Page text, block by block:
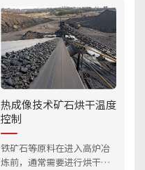
热成像技术矿石烘干温度
控制
铁矿石等原料在进入高炉冶
炼前，通常需要进行烘干处